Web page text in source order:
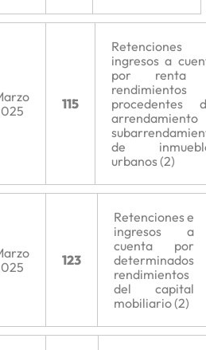
115
ingresos a
por renta
rendimientos
procedentes
de
urbanos (2)
123
Retenciones e
ingresos a
cuenta por
determinados
rendimientos
del capital
mobiliario (2)